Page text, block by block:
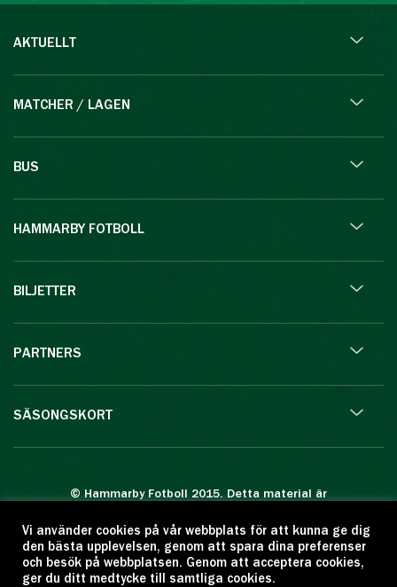
AKTUELLT
MATCHER / LAGEN
BUS
HAMMARBY FOTBOLL
BILJETTER
PARTNERS
SÄSONGSKORT
© Hammarby Fotboll 2015. Detta material är
Eftertryck eller annan kopiering är förbjuden.
Citera oss gärna men ange källan:
www.hammarbyfotboll.se. Ansvarig utgivare:
Vi använder cookies på vår webbplats för att kunna ge dig
den bästa upplevelsen, genom att spara dina preferenser
och besök på webbplatsen. Genom att acceptera cookies,
ger du ditt medtycke till samtliga cookies.